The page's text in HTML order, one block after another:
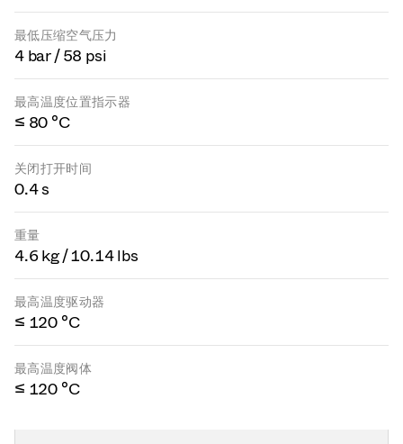
最低压缩空气压力
4 bar / 58 psi
最高温度位置指示器
≤ 80 °C
关闭打开时间
0.4 s
重量
4.6 kg / 10.14 lbs
最高温度驱动器
≤ 120 °C
最高温度阀体
≤ 120 °C